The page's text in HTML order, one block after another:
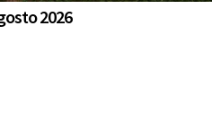
2026